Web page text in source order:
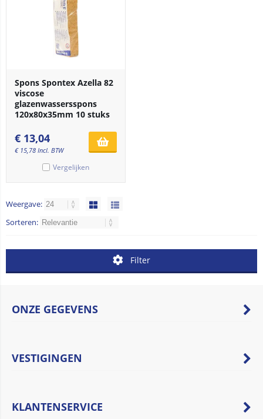
Spons Spontex Azella 82
viscose
glazenwassersspons
120x80x35mm 10 stuks
€ 13,04
€ 15,78 Incl. BTW
Vergelijken
Weergave:
Sorteren:
Filter
ONZE GEGEVENS
VESTIGINGEN
KLANTENSERVICE